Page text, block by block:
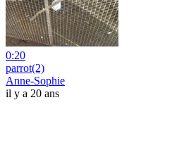
0:20
parrot(2)
Anne-Sophie
il y a 20 ans